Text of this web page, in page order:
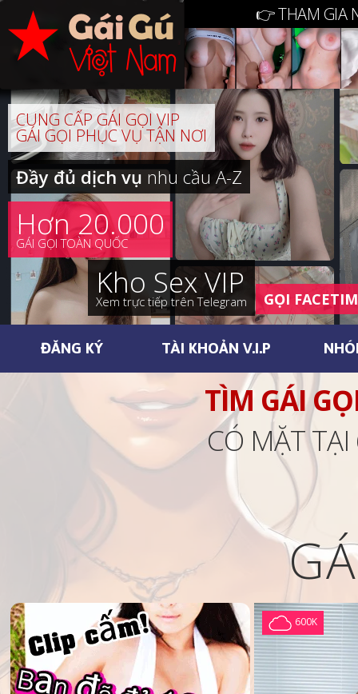
👉 THAM GIA
CUNG CẤP GÁI GỌI VIP
GÁI GỌI PHỤC VỤ TẬN NƠI
Đầy đủ dịch vụnhu cầu A-Z
Hơn 20.000
GÁI GỌI TOÀN QUỐC
Kho Sex VIP
Xem trực tiếp trên Telegram GỌI
ĐĂNG KÝ TÀI KHOẢN V.I.P
TÌM GÁI
CÓ MẶT
600K